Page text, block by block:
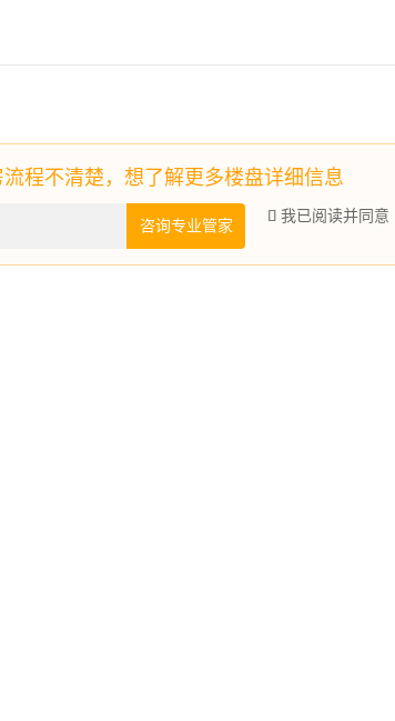
咨询专业管家
 我已阅读并同意